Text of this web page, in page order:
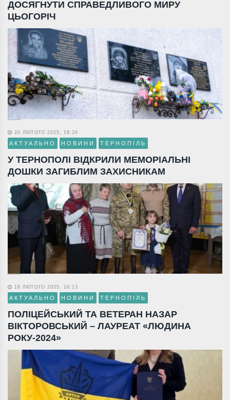
ДОСЯГНУТИ СПРАВЕДЛИВОГО МИРУ
ЦЬОГОРІЧ
20 ЛЮТОГО 2025, 18:26
АКТУАЛЬНО НОВИНИ ТЕРНОПІЛЬ
У ТЕРНОПОЛІ ВІДКРИЛИ МЕМОРІАЛЬНІ
ДОШКИ ЗАГИБЛИМ ЗАХИСНИКАМ
18 ЛЮТОГО 2025, 16:13
АКТУАЛЬНО НОВИНИ ТЕРНОПІЛЬ
ПОЛІЦЕЙСЬКИЙ ТА ВЕТЕРАН НАЗАР
ВІКТОРОВСЬКИЙ – ЛАУРЕАТ «ЛЮДИНА
РОКУ-2024»